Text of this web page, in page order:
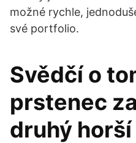
možné rychle,
své portfolio.
Svědčí o
prstenec
druhý horší